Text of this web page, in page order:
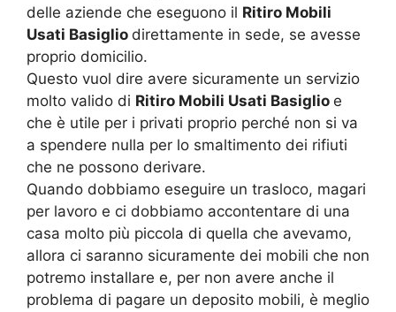
delle aziende che eseguono il Ritiro Mobili
Usati Basiglio direttamente in sede, se avesse
proprio domicilio.
Questo vuol dire avere sicuramente un servizio
molto valido di Ritiro Mobili Usati Basiglio e
che è utile per i privati proprio perché non si va
a spendere nulla per lo smaltimento dei rifiuti
che ne possono derivare.
Quando dobbiamo eseguire un trasloco, magari
per lavoro e ci dobbiamo accontentare di una
casa molto più piccola di quella che avevamo,
allora ci saranno sicuramente dei mobili che non
potremo installare e, per non avere anche il
problema di pagare un deposito mobili, è meglio